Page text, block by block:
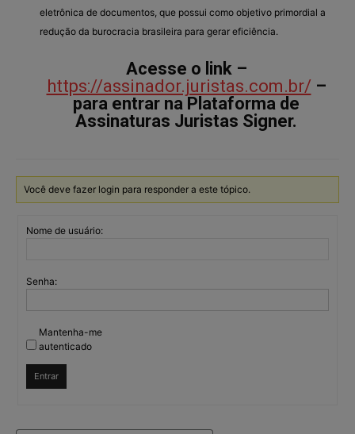
eletrônica de documentos, que possui como objetivo primordial a
redução da burocracia brasileira para gerar eficiência.
Acesse o link –
https://assinador.juristas.com.br/–
para entrar na Plataforma de
Assinaturas Juristas Signer.
Você deve fazer login para responder a este tópico.
Nome de usuário:
Senha:
Mantenha-me
autenticado
Entrar